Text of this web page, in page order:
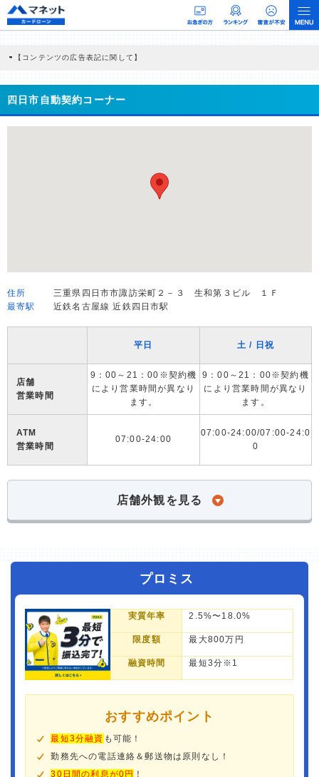
【コンテンツの広告表記に関して】
商品を根拠なくPRするものではなく、当編集部の調査／ユーザーへの口コミ収集な
どに基づき、公平性を担保した情報提供を行っています。
>提携企業一覧
四日市自動契約コーナー
住所
三重県四日市市諏訪栄町２－３ 生和第３ビル １Ｆ
最寄駅
近鉄名古屋線 近鉄四日市駅
平日 土 / 日祝
店舗
営業時間
9：00～21：00※契約機
により営業時間が異なり
ます。
9：00～21：00※契約機
により営業時間が異なり
ます。
ATM
営業時間
07:00-24:00
07:00-24:00/07:00-24:0
0
店舗外観を見る
プロミス
実質年率 2.5%〜18.0%
限度額 最大800万円
融資時間 最短3分※1
おすすめポイント
最短3分融資 も可能！
勤務先への電話連絡＆郵送物は原則なし！
30日間の利息が0円 ！